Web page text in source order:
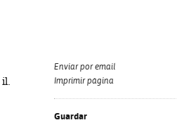
Enviar por email
Imprimir página
Guardar